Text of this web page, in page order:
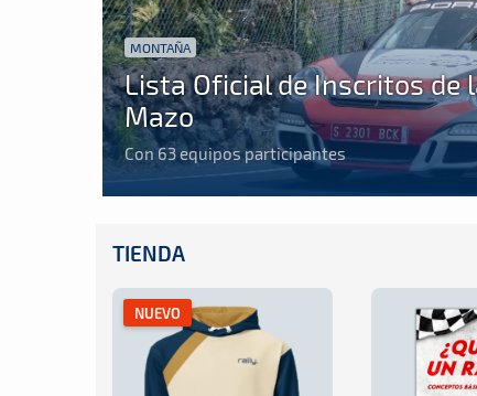
MONTAÑA
Lista Oficial de Inscritos de
Mazo
Con 63 equipos participantes
TIENDA
NUEVO